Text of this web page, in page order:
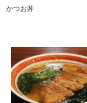
かつお丼